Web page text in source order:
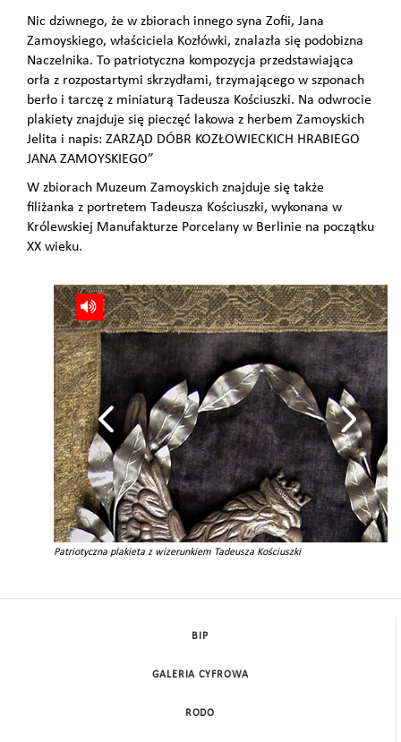
Nic dziwnego, że w zbiorach innego syna Zofii, Jana
Zamoyskiego, właściciela Kozłówki, znalazła się podobizna
Naczelnika. To patriotyczna kompozycja przedstawiająca
orła z rozpostartymi skrzydłami, trzymającego w szponach
berło i tarczę z miniaturą Tadeusza Kościuszki. Na odwrocie
plakiety znajduje się pieczęć lakowa z herbem Zamoyskich
Jelita i napis: ZARZĄD DÓBR KOZŁOWIECKICH HRABIEGO
JANA ZAMOYSKIEGO”
W zbiorach Muzeum Zamoyskich znajduje się także
filiżanka z portretem Tadeusza Kościuszki, wykonana w
Królewskiej Manufakturze Porcelany w Berlinie na początku
XX wieku.
Patriotyczna plakieta z wizerunkiem Tadeusza Kościuszki
BIP
GALERIA CYFROWA
RODO